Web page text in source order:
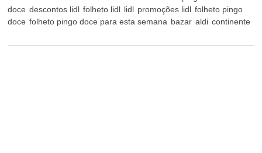
doce descontos lidl folheto lidl lidl promoções lidl folheto pingo
doce folheto pingo doce para esta semana bazar aldi continente